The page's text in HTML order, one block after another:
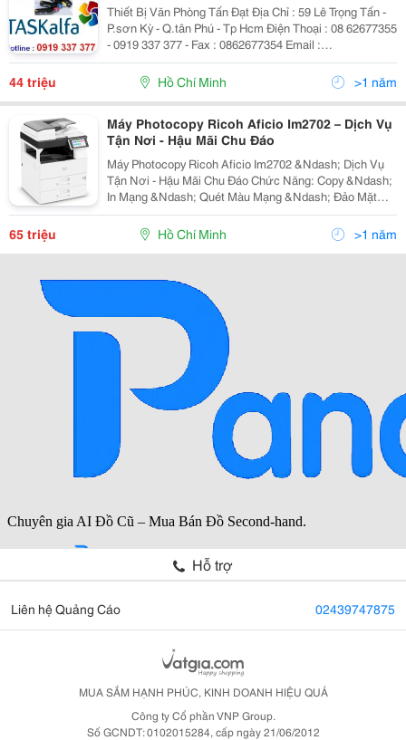
Thiết Bị Văn Phòng Tấn Đạt Địa Chỉ : 59 Lê Trọng Tấn -
P.sơn Kỳ - Q.tân Phú - Tp Hcm Điện Thoại : 08 62677355
- 0919 337 377 - Fax : 0862677354 Email :
Nhantandat@Gmail.com Web : Www.tandat.com.vn
May Photocopy Kyocera Gia Re Tai Tphcm
44 triệu Hồ Chí Minh >1 năm
Máy Photocopy Ricoh Aficio Im2702 – Dịch Vụ
Tận Nơi - Hậu Mãi Chu Đáo
Máy Photocopy Ricoh Aficio Im2702 &Ndash; Dịch Vụ
Tận Nơi - Hậu Mãi Chu Đáo Chức Năng: Copy &Ndash;
In Mạng &Ndash; Quét Màu Mạng &Ndash; Đảo Mặt
Bản Chụp &Ndash; Nạp Đảo Bản Gốc Tự Động
&Ndash; Màn Điều Khiển Thông Minh Sop Tốc Độ
Copy/In: 27 Tra
65 triệu Hồ Chí Minh >1 năm
Hỗ trợ
Liên hệ Quảng Cáo 02439747875
MUA SẮM HẠNH PHÚC, KINH DOANH HIỆU QUẢ
Công ty Cổ phần VNP Group.
Số GCNDT: 0102015284, cấp ngày 21/06/2012